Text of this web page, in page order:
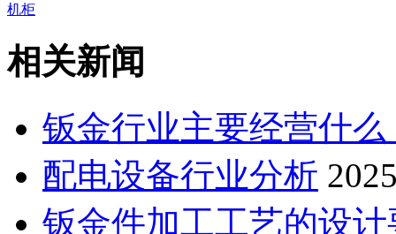
机柜
相关新闻
钣金行业主要经营什么
配电设备行业分析
钣金件加工工艺的设计